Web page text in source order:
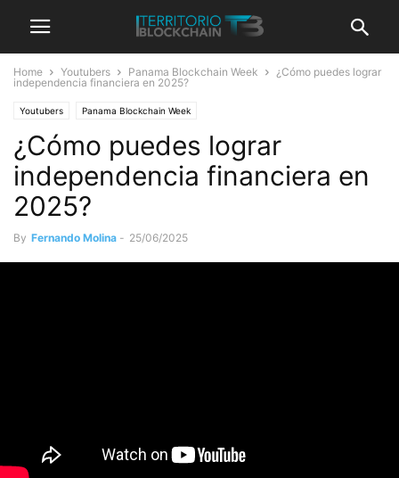
Home Youtubers Panama Blockchain Week
¿Cómo puedes lograr
independencia financiera en 2025?
Youtubers Panama Blockchain Week
¿Cómo puedes lograr
independencia financiera en
2025?
By Fernando Molina - 25/06/2025